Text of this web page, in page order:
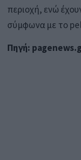
περιοχή, ενώ
σύμφωνα με το
Πηγή: